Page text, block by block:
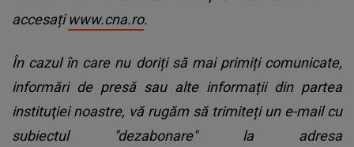
accesațiwww.cna.ro.
În cazul în care nu doriți să mai primiți comunicate,
informări de presă sau alte informații din partea
instituţiei noastre, vă rugăm să trimiteți un e-mail cu
subiectul "dezabonare" la adresa